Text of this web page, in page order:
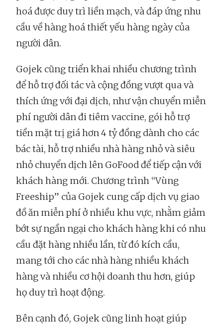
hoá được duy trì liền mạch, và đáp ứng nhu
cầu về hàng hoá thiết yếu hàng ngày của
người dân.
Gojek cũng triển khai nhiều chương trình
để hỗ trợ đối tác và cộng đồng vượt qua và
thích ứng với đại dịch, như vận chuyển miễn
phí người dân đi tiêm vaccine, gói hỗ trợ
tiền mặt trị giá hơn 4 tỷ đồng dành cho các
bác tài, hỗ trợ nhiều nhà hàng nhỏ và siêu
nhỏ chuyển dịch lên GoFood để tiếp cận với
khách hàng mới. Chương trình “Vùng
Freeship” của Gojek cung cấp dịch vụ giao
đồ ăn miễn phí ở nhiều khu vực, nhằm giảm
bớt sự ngần ngại cho khách hàng khi có nhu
cầu đặt hàng nhiều lần, từ đó kích cầu,
mang tới cho các nhà hàng nhiều khách
hàng và nhiều cơ hội doanh thu hơn, giúp
họ duy trì hoạt động.
Bên cạnh đó, Gojek cũng linh hoạt giúp